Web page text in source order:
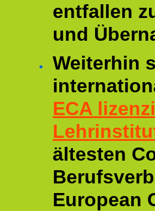
entfallen
und
Weiterhin
ECA
ältesten
European